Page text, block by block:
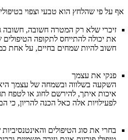
אף על פי שהלחץ הוא טבעי וצפוי
זיכרי שלא רק המטרה חשובה, חשובה
את יכולה להתייחס לתקופה
חשוב להיות שמחים בחיים, על אחת
פנקי את עצמך
השקעה בשלווה ובשמחה של עצמך
איכות איתך, להירשם לחוג או לטפח
לפעילויות אלה כאל הכנה להריון, כי
בחרי את סוג הטיפולים